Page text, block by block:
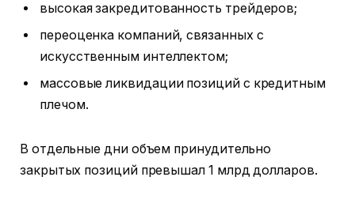
высокая закредитованность трейдеров;
переоценка компаний, связанных с
искусственным интеллектом;
массовые ликвидации позиций с кредитным
плечом.
В отдельные дни объем принудительно
закрытых позиций превышал 1 млрд долларов.